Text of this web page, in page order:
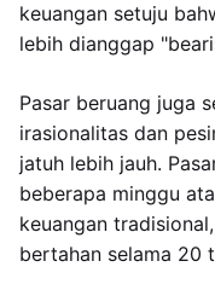
keuangan setuju
lebih dianggap
Pasar beruang juga
irasionalitas dan
jatuh lebih jauh.
beberapa minggu
keuangan
bertahan selama 20